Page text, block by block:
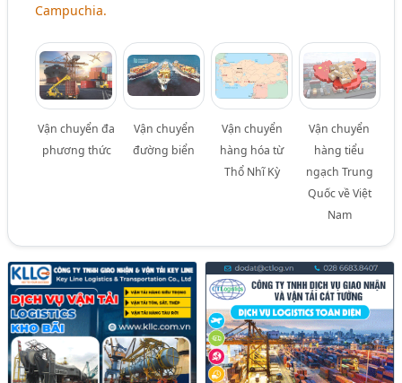
Campuchia.
Vận chuyển đa
phương thức
Vận chuyển
đường biển
Vận chuyển
hàng hóa từ
Thổ Nhĩ Kỳ
Vận chuyển
hàng tiểu
ngạch Trung
Quốc về Việt
Nam